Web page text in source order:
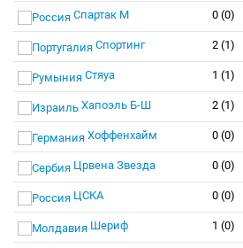
Спартак М 0 (0)
Спортинг 2 (1)
Стяуа 1 (1)
Хапоэль Б-Ш 2 (1)
Хоффенхайм 0 (0)
Црвена Звезда 0 (0)
ЦСКА 0 (0)
Шериф 1 (0)